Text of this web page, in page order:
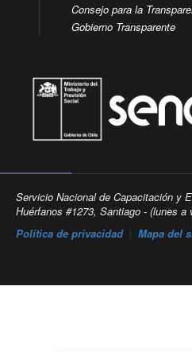
Consejo para la
Gobierno Transparente
Servicio Nacional de Capacitación y
Huérfanos #1273, Santiago - (lunes
Política de privacidad| Mapa del